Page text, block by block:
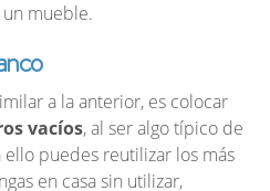
mueble.
a la anterior, es colocar
vacíos, al ser algo típico de
ello puedes reutilizar los más
en casa sin utilizar,